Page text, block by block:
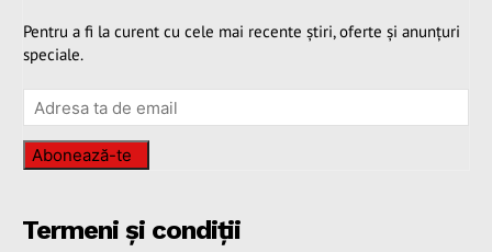
Pentru a fi la curent cu cele mai recente știri, oferte și anunțuri
speciale.
Abonează-te
Termeni și condiții